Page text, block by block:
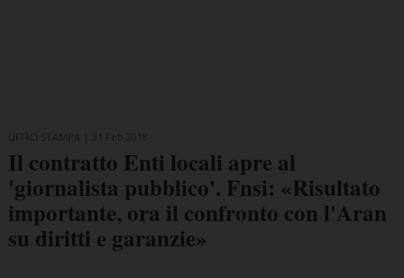
UFFICI STAMPA
Il contratto Enti locali apre al
'giornalista pubblico'. Fnsi: «Risultato
importante, ora il confronto con l'Aran
su diritti e garanzie»